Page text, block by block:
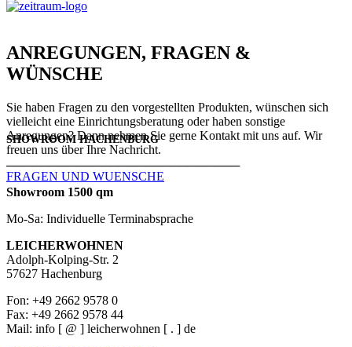
ANREGUNGEN, FRAGEN &
WÜNSCHE
Sie haben Fragen zu den vorgestellten Produkten, wünschen sich
vielleicht eine Einrichtungsberatung oder haben sonstige
Anregungen? Dann nehmen Sie gerne Kontakt mit uns auf. Wir
freuen uns über Ihre Nachricht.
FRAGEN UND WUENSCHE
SHOWROOM HACHENBURG
───────────────────────────
Showroom 1500 qm
Mo-Sa: Individuelle Terminabsprache
LEICHERWOHNEN
Adolph-Kolping-Str. 2
57627 Hachenburg
Fon: +49 2662 9578 0
Fax: +49 2662 9578 44
Mail: info [ @ ] leicherwohnen [ . ] de